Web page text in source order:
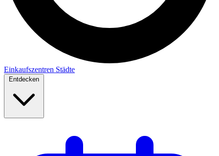
Einkaufszentren Städte
Entdecken